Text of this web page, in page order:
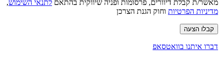
מאשר/ת קבלת דיוורים, פרסומות ופניה שיווקית בהתאם לתנאי השימוש,
מדיניות הפרטיות וחוק הגנת הצרכן
קבלו הצעה
דברו איתנו בוואטסאפ